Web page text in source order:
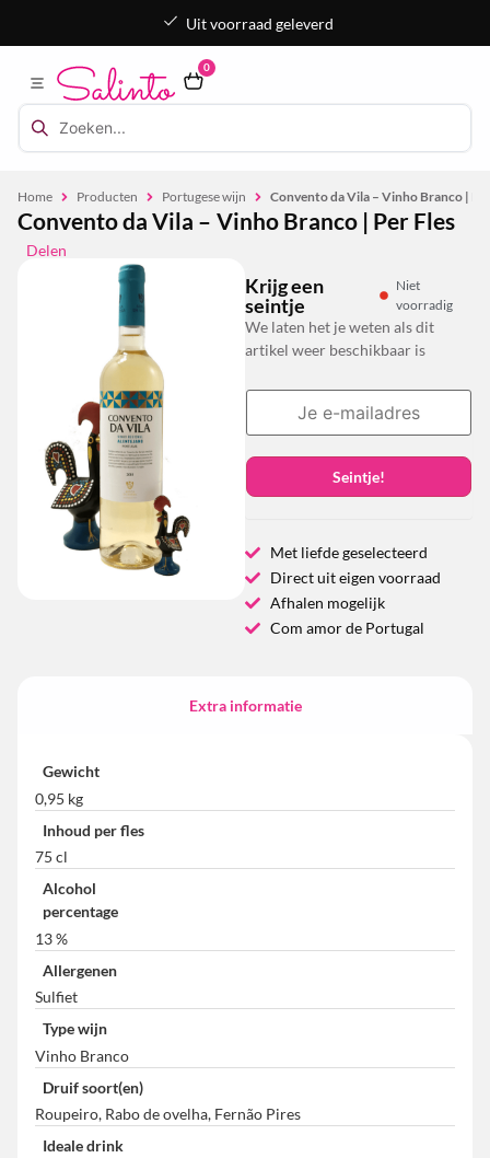
Uit voorraad geleverd
0
Home Producten Portugese wijn Convento da Vila – Vinho Branco |
Convento da Vila – Vinho Branco | Per Fles
Delen
Krijg een
seintje
Niet
voorradig
We laten het je weten als dit
artikel weer beschikbaar is
Seintje!
Met liefde geselecteerd
Direct uit eigen voorraad
Afhalen mogelijk
Com amor de Portugal
Extra informatie
Gewicht
0,95 kg
Inhoud per fles
75 cl
Alcohol
percentage
13 %
Allergenen
Sulfiet
Type wijn
Vinho Branco
Druif soort(en)
Roupeiro, Rabo de ovelha, Fernão Pires
Ideale drink